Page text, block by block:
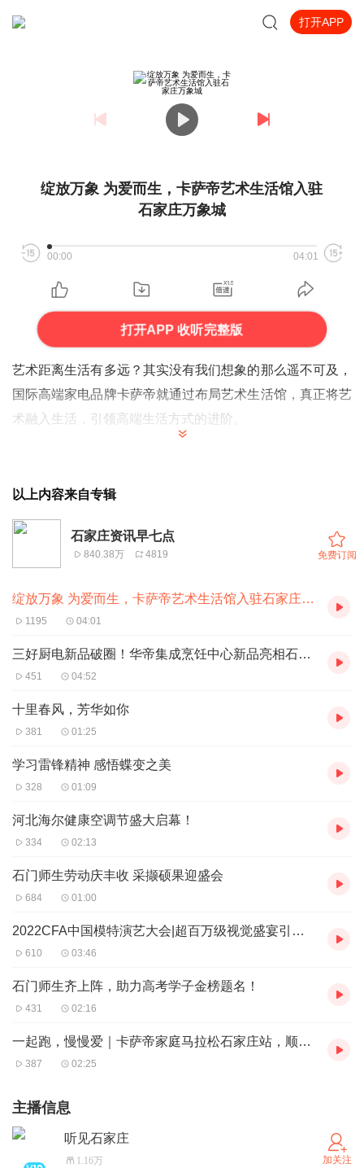
打开APP
绽放万象 为爱而生，卡萨帝艺术生活馆入驻
石家庄万象城
00:00 04:01
打开APP 收听完整版
艺术距离生活有多远？其实没有我们想象的那么遥不可及 ，
国际高端家电品牌卡萨帝就通过布局艺术生活馆，真正将艺
术融入生活，引领高端生活方式的进阶。
驻 高端购物中心的卡萨帝艺术生活馆，使
家电、高端场景，到高端生活方式”的
术生活馆中，由产品到理念无一不在传递优雅、从容的“卡
萨帝式”生活，引导更多高端家庭步入有情感、有温度的艺
术化阶段。
以上内容来自专辑
石家庄资讯早七点
840.38万 4819 免费订阅
绽放万象 为爱而生，卡萨帝艺术生活馆入驻石家庄万象城
1195 04:01
三好厨电新品破圈！华帝集成烹饪中心新品亮相石家庄
451 04:52
十里春风，芳华如你
381 01:25
学习雷锋精神 感悟蝶变之美
328 01:09
河北海尔健康空调节盛大启幕！
334 02:13
石门师生劳动庆丰收 采撷硕果迎盛会
684 01:00
2022CFA中国模特演艺大会|超百万级视觉盛宴引爆今夏！
610 03:46
石门师生齐上阵，助力高考学子金榜题名！
431 02:16
一起跑，慢慢爱｜卡萨帝家庭马拉松石家庄站，顺利完赛！
387 02:25
主播信息
听见石家庄
1.16万 加关注